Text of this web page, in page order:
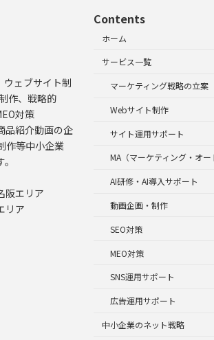
ウェブサイト制
作、戦略的
対策
品紹介動画の企
作等中小企業
阪エリア
リア
Contents
ホーム
サービス一覧
マーケティング戦略の立案
Webサイト制作
サイト運用サポート
MA（マーケティング・オー
AI研修・AI導入サポート
動画企画・制作
SEO対策
MEO対策
SNS運用サポート
広告運用サポート
中小企業のネット戦略